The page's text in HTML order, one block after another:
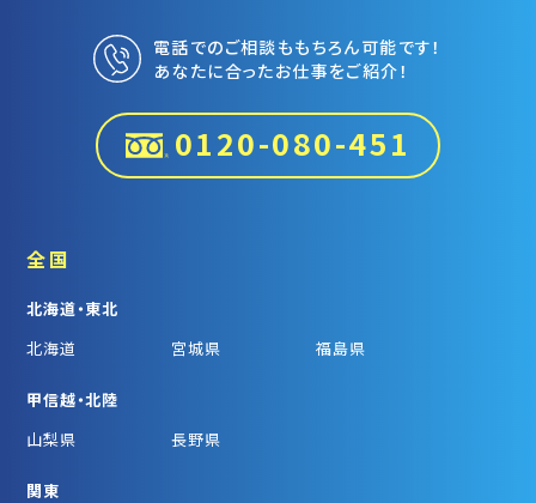
電話でのご相談ももちろん可能です！
あなたに合ったお仕事をご紹介！
0120-080-451
全国
北海道・東北
北海道
宮城県 福島県
甲信越・北陸
山梨県
長野県
関東